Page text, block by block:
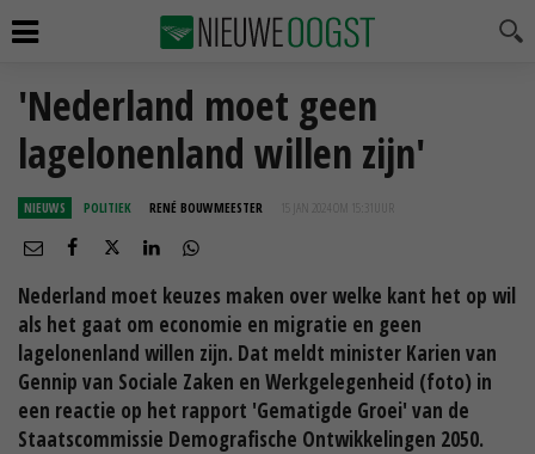
'Nederland moet geen
lagelonenland willen zijn'
NIEUWS POLITIEK RENÉ BOUWMEESTER 15 JAN 2024 OM 15:31
Nederland moet keuzes maken over welke kant het op wil
als het gaat om economie en migratie en geen
lagelonenland willen zijn. Dat meldt minister Karien van
Gennip van Sociale Zaken en Werkgelegenheid (foto) in
een reactie op het rapport 'Gematigde Groei' van de
Staatscommissie Demografische Ontwikkelingen 2050.